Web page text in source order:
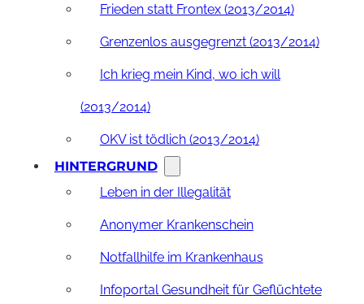
Frieden statt Frontex (2013/2014)
Grenzenlos ausgegrenzt (2013/2014)
Ich krieg mein Kind, wo ich will
(2013/2014)
OKV ist tödlich (2013/2014)
HINTERGRUND
Leben in der Illegalität
Anonymer Krankenschein
Notfallhilfe im Krankenhaus
Infoportal Gesundheit für Geflüchtete